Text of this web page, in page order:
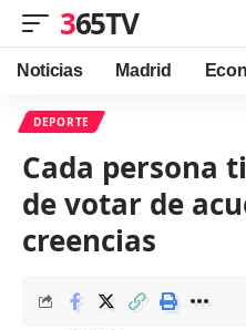
365TV
Noticias Madrid
DEPORTE
Cada persona
de votar de
creencias